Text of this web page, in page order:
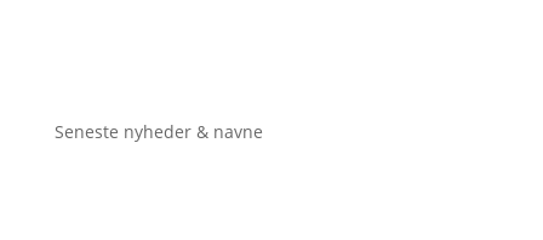
Seneste nyheder & navne